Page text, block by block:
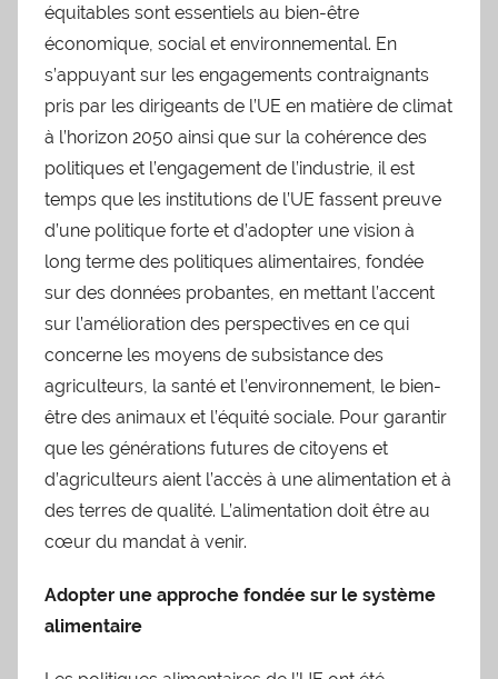
équitables sont essentiels au bien-être
économique, social et environnemental. En
s’appuyant sur les engagements contraignants
pris par les dirigeants de l’UE en matière de climat
à l’horizon 2050 ainsi que sur la cohérence des
politiques et l’engagement de l’industrie, il est
temps que les institutions de l’UE fassent preuve
d’une politique forte et d’adopter une vision à
long terme des politiques alimentaires, fondée
sur des données probantes, en mettant l’accent
sur l’amélioration des perspectives en ce qui
concerne les moyens de subsistance des
agriculteurs, la santé et l’environnement, le bien-
être des animaux et l’équité sociale. Pour garantir
que les générations futures de citoyens et
d’agriculteurs aient l’accès à une alimentation et à
des terres de qualité. L’alimentation doit être au
cœur du mandat à venir.
Adopter une approche fondée sur le système
alimentaire